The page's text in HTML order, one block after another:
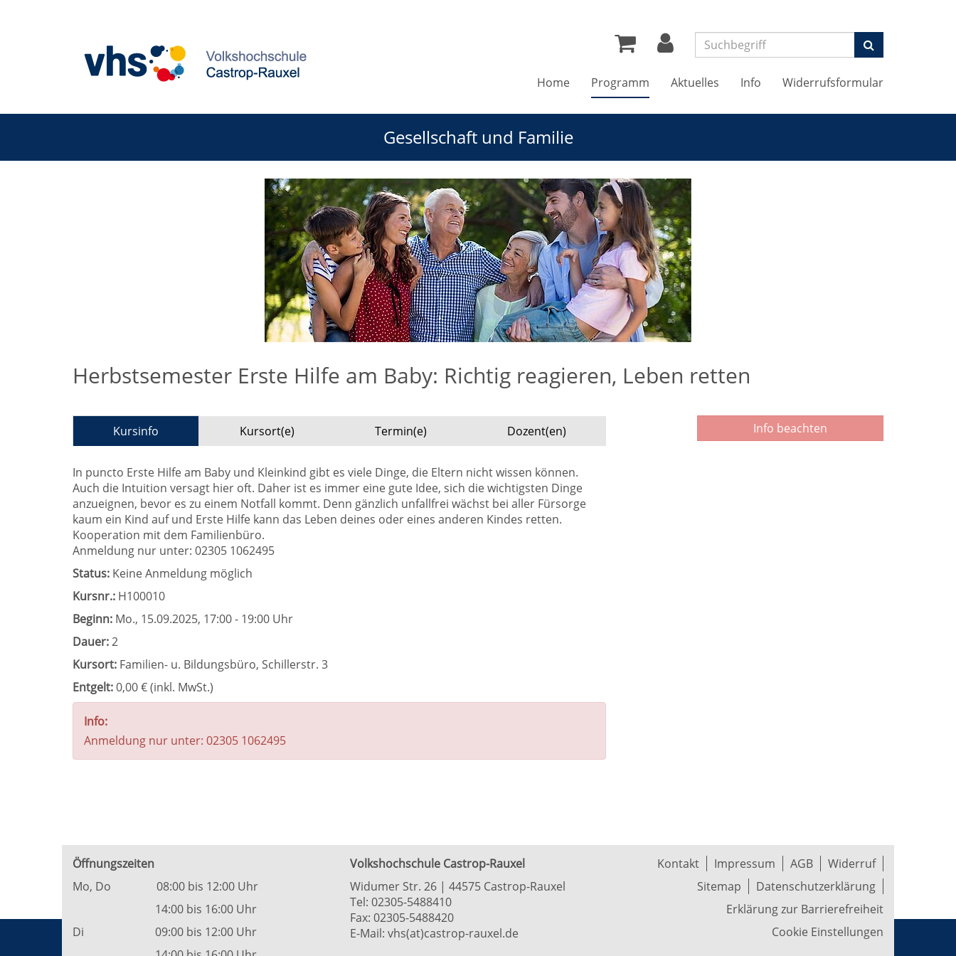
Suchen
Home Programm Aktuelles Info Widerrufsformular
Gesellschaft und Familie
Herbstsemester Erste Hilfe am Baby: Richtig reagieren, Leben retten
Kursinfo Kursort(e) Termin(e) Dozent(en)
In puncto Erste Hilfe am Baby und Kleinkind gibt es viele Dinge, die Eltern nicht wissen können.
Auch die Intuition versagt hier oft. Daher ist es immer eine gute Idee, sich die wichtigsten Dinge
anzueignen, bevor es zu einem Notfall kommt. Denn gänzlich unfallfrei wächst bei aller Fürsorge
kaum ein Kind auf und Erste Hilfe kann das Leben deines oder eines anderen Kindes retten.
Kooperation mit dem Familienbüro.
Anmeldung nur unter: 02305 1062495
Status: Keine Anmeldung möglich
Kursnr.: H100010
Beginn: Mo., 15.09.2025, 17:00 - 19:00 Uhr
Dauer:2
Kursort: Familien- u. Bildungsbüro, Schillerstr. 3
Entgelt:0,00 € (inkl. MwSt.)
Info:
Anmeldung nur unter: 02305 1062495
Info beachten
Öffnungszeiten
Mo, Do 08:00 bis 12:00 Uhr
14:00 bis 16:00 Uhr
Di 09:00 bis 12:00 Uhr
Volkshochschule Castrop-Rauxel
Widumer Str. 26 | 44575 Castrop-Rauxel
Tel: 02305-5488410
Fax: 02305-5488420
E-Mail: vhs(at)castrop-rauxel.de
Kontakt Impressum AGB
Widerruf
Sitemap
Datenschutzerklärung
Erklärung zur Barrierefreiheit
Cookie Einstellungen